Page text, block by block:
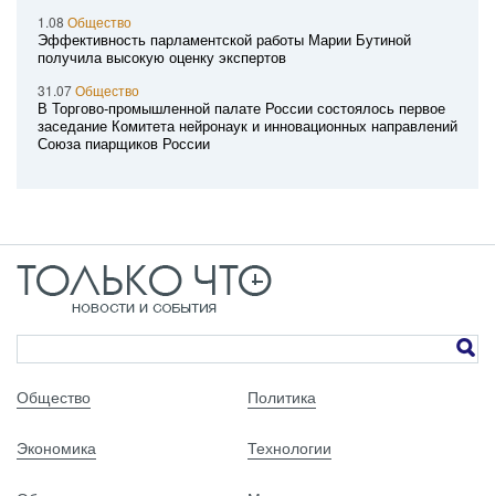
1.08 Общество
Эффективность парламентской работы Марии Бутиной
получила высокую оценку экспертов
31.07Общество
В Торгово-промышленной палате России состоялось первое
заседание Комитета нейронаук и инновационных направлений
Союза пиарщиков России
Общество Политика
Экономика Технологии